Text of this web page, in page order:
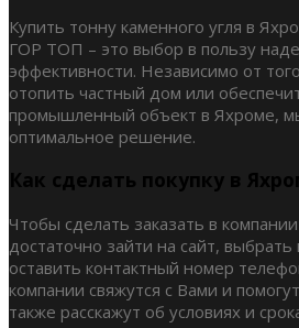
Купить тонну каменного угля в
ГОР ТОП – это выбор в пользу
эффективности. Независимо от
отопить частный дом или
промышленный объект в Яхроме,
оптимальное решение.
Как сделать покупку в
Чтобы сделать заказать в
достаточно зайти на сайт, выбрать
оставить контактный номер
компании свяжутся с Вами и
также расскажут об условиях и